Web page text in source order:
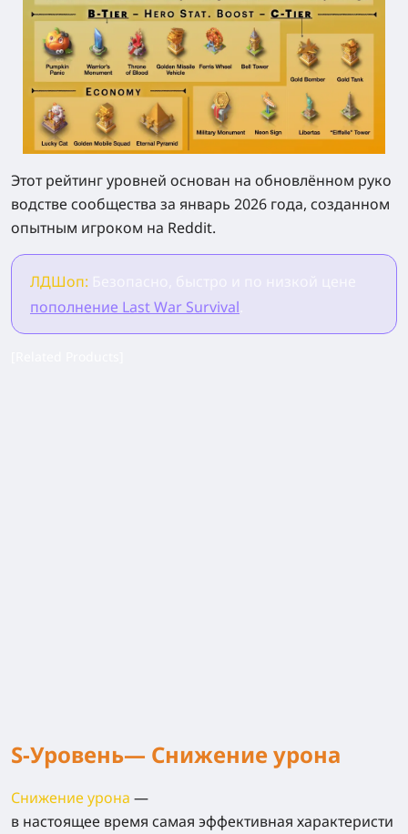
Этот рейтинг уровней основан на обновлённом руко
водстве сообщества за январь 2026 года, созданном
опытным игроком на Reddit.
ЛДШоп:
пополнение Last War Survival
S-Уровень— Снижение урона
Снижение урона —
в настоящее время самая эффективная характеристи